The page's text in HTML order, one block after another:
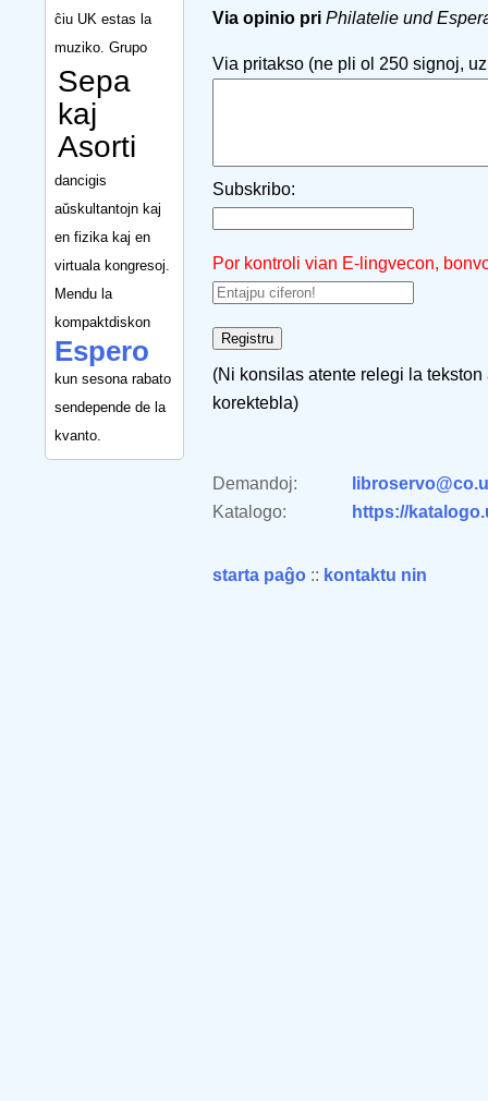
ĉiu UK estas la
muziko. Grupo
Sepa
kaj
Asorti
dancigis
aŭskultantojn kaj
en fizika kaj en
virtuala kongresoj.
Mendu la
kompaktdiskon
Espero
kun sesona rabato
sendepende de la
kvanto.
Via opinio pri Philatelie und
Via pritakso (ne pli ol 250 signoj,
Subskribo:
Por kontroli vian E-lingvecon,
(Ni konsilas atente relegi la
korektebla)
Demandoj:
Katalogo:
https://
starta paĝo :: kontaktu nin